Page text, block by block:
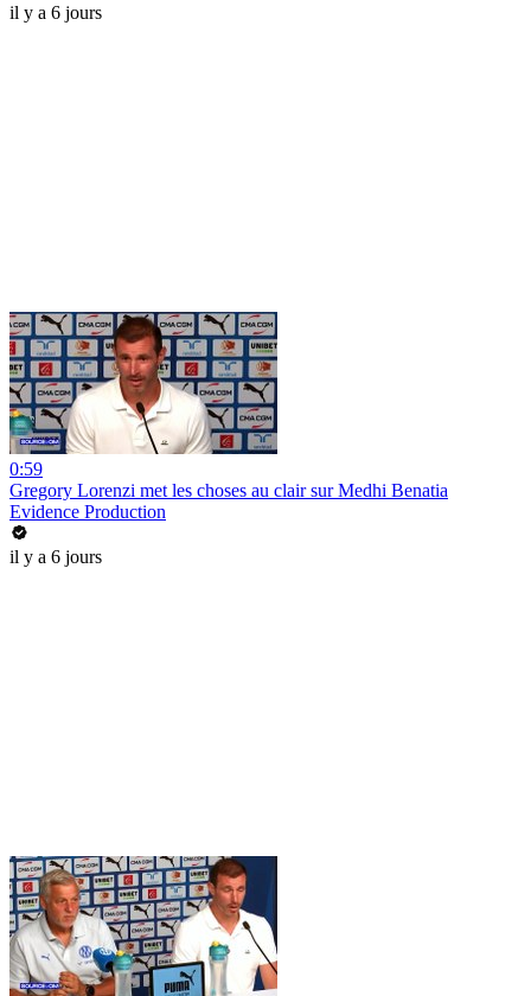
il y a 6 jours
0:59
Gregory Lorenzi met les choses au clair sur Medhi Benatia
Evidence Production
il y a 6 jours